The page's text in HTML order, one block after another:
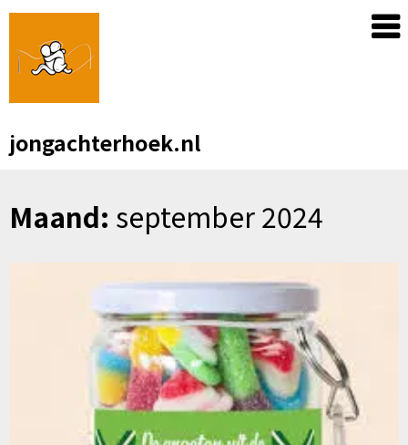
Skip
content
jongachterhoek.nl
Maand: september 2024